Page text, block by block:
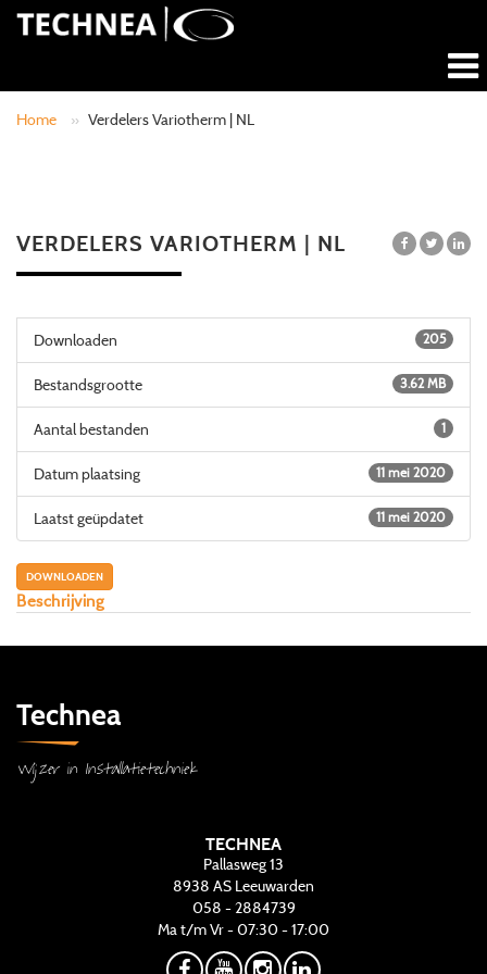
Home » Verdelers Variotherm | NL
VERDELERS VARIOTHERM | NL
Downloaden 205
Bestandsgrootte 3.62 MB
Aantal bestanden 1
Datum plaatsing 11 mei 2020
Laatst geüpdatet 11 mei 2020
DOWNLOADEN
Beschrijving
Technea
Wijzer in Installatietechniek
TECHNEA
Pallasweg 13
8938 AS Leeuwarden
058 - 2884739
Ma t/m Vr - 07:30 - 17:00